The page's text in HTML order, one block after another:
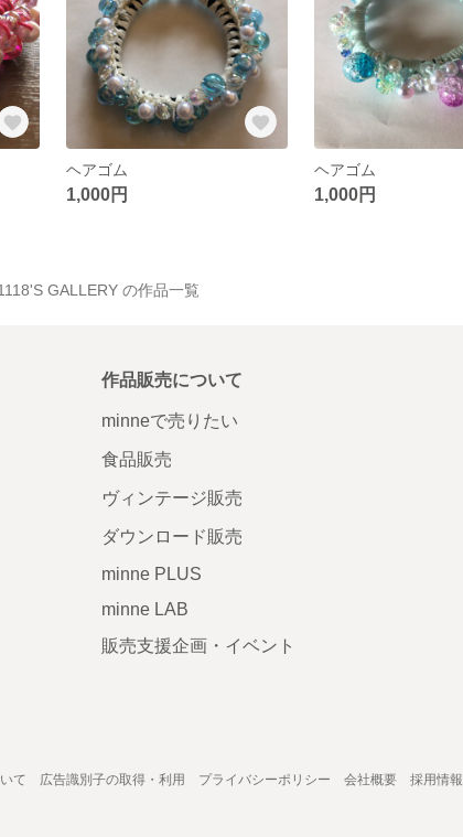
ヘアゴム
1,000円
ヘアゴム
1,000円
GALLERY の作品一覧
作品販売について
minneで売りたい
食品販売
ヴィンテージ販売
ダウンロード販売
minne PLUS
minne LAB
販売支援企画・イベント
て 広告識別子の取得・利用 プライバシーポリシー 会社概要 採用情報